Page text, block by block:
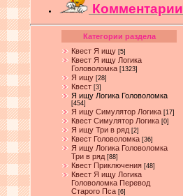
Комментарии
Категории раздела
Квест Я ищу [5]
Квест Я ищу Логика
Головоломка [1323]
Я ищу [28]
Квест [3]
Я ищу Логика Головоломка
[454]
Я ищу Симулятор Логика [17]
Квест Симулятор Логика [0]
Я ищу Три в ряд [2]
Квест Головоломка [36]
Я ищу Логика Головоломка
Три в ряд [88]
Квест Приключения [48]
Квест Я ищу Логика
Головоломка Перевод
Старого Пса [6]